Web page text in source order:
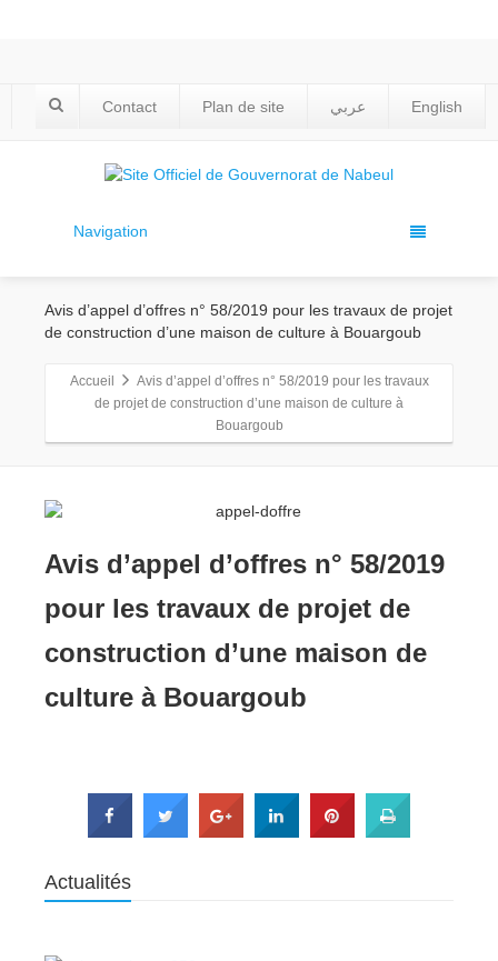
Contact Plan de site عربي English
Navigation
Avis d’appel d’offres n° 58/2019 pour les travaux de projet
de construction d’une maison de culture à Bouargoub
Accueil
Avis d’appel d’offres n° 58/2019 pour les travaux
de projet de construction d’une maison de culture à
Bouargoub
Avis d’appel d’offres n° 58/2019
pour les travaux de projet de
construction d’une maison de
culture à Bouargoub
Actualités